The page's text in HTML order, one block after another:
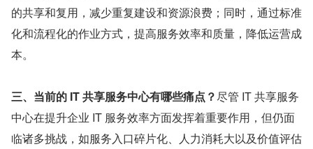
的共享和复用，减少重复建设和资源浪费；同时，通过标准
化和流程化的作业方式，提高服务效率和质量，降低运营成
本。
三、当前的 IT 共享服务中心有哪些痛点？尽管 IT 共享服务
中心在提升企业 IT 服务效率方面发挥着重要作用，但仍面
临诸多挑战，如服务入口碎片化、人力消耗大以及价值评估